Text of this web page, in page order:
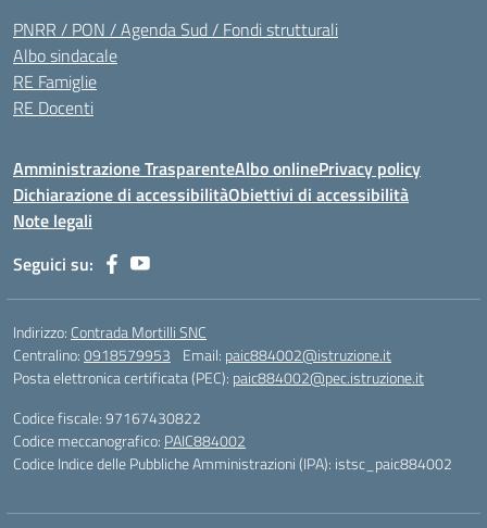
PNRR / PON / Agenda Sud / Fondi strutturali
Albo sindacale
RE Famiglie
RE Docenti
Amministrazione TrasparenteAlbo onlinePrivacy policy
Dichiarazione di accessibilitàObiettivi di accessibilità
Note legali
Seguici su:
Indirizzo: Contrada Mortilli SNC
Centralino:0918579953 Email: paic884002@istruzione.it
Posta elettronica certificata (PEC): paic884002@pec.istruzione.it
Codice fiscale: 97167430822
Codice meccanografico: PAIC884002
Codice Indice delle Pubbliche Amministrazioni (IPA): istsc_paic884002